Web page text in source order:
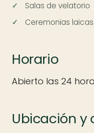
Salas de velatorio
Ceremonias laicas
Horario
Abierto las 24
Ubicación y